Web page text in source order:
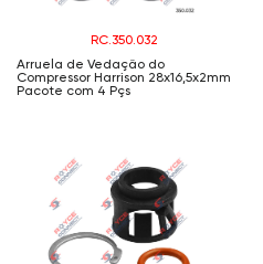
RC.350.032
Arruela de Vedação do
Compressor Harrison 28x16,5x2mm
Pacote com 4 Pçs